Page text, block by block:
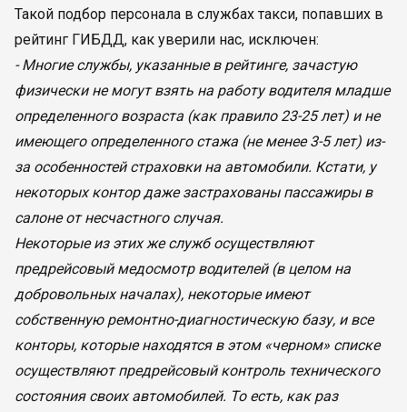
Такой подбор персонала в службах такси, попавших в
рейтинг ГИБДД, как уверили нас, исключен:
- Многие службы, указанные в рейтинге, зачастую
физически не могут взять на работу водителя младше
определенного возраста (как правило 23-25 лет) и не
имеющего определенного стажа (не менее 3-5 лет) из-
за особенностей страховки на автомобили. Кстати, у
некоторых контор даже застрахованы пассажиры в
салоне от несчастного случая.
Некоторые из этих же служб осуществляют
предрейсовый медосмотр водителей (в целом на
добровольных началах), некоторые имеют
собственную ремонтно-диагностическую базу, и все
конторы, которые находятся в этом «черном» списке
осуществляют предрейсовый контроль технического
состояния своих автомобилей. То есть, как раз